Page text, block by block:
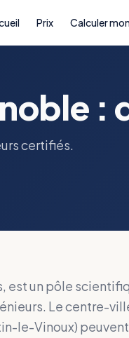
Prix Calculer
:
certifiés.
est un pôle
Le centre-
le-Vinoux)